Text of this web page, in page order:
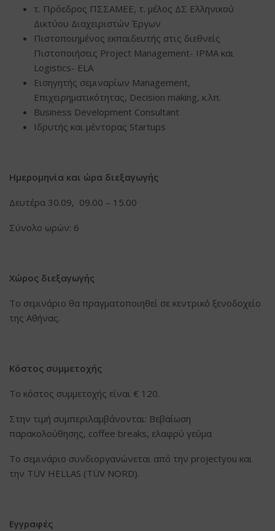
τ. Πρόεδρος ΠΣΣΑΜΕΕ, τ. μέλος ΔΣ Ελληνικού
Δικτύου Διαχειριστών Έργων
Πιστοποιημένος εκπαιδευτής στις διεθνείς
Πιστοποιήσεις Project Management- IPMA και
Logistics- ELA
Εισηγητής σεμιναρίων Management,
Επιχειρηματικότητας, Decision making, κ.λπ.
Business Development Consultant
Ιδρυτής και μέντορας Startups
Ημερομηνία και ώρα διεξαγωγής
Δευτέρα 30.09, 09.00 – 15.00
Σύνολο ωρών: 6
Χώρος διεξαγωγής
Το σεμινάριο θα πραγματοποιηθεί σε κεντρικό ξενοδοχείο
της Αθήνας.
Κόστος συμμετοχής
Το κόστος συμμετοχής είναι € 120.
Στην τιμή συμπεριλαμβάνονται: Βεβαίωση
παρακολούθησης, coffee breaks, ελαφρύ γεύμα
Το σεμινάριο συνδιοργανώνεται από την projectyou και
την TÜV HELLAS (TÜV NORD).
Εγγραφές